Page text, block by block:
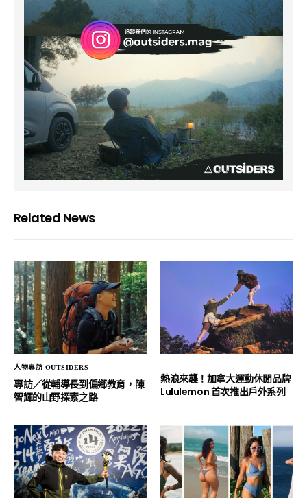
Related News
人物專訪 OUTSIDERS
專訪／從輔導長到偏鄉教育，陳
智輝的山野探索之路
熱浪來襲！加拿大運動休閒品牌
Lululemon 首次推出戶外系列